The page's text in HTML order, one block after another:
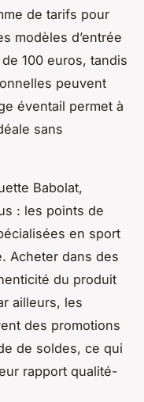
de tarifs pour
modèles d’entrée
100 euros, tandis
peuvent
éventail permet à
sans
Babolat,
: les points de
en sport
Acheter dans des
du produit
ailleurs, les
des promotions
de soldes, ce qui
rapport qualité-